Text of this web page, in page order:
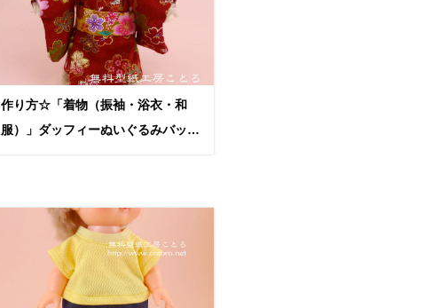
作り方☆「着物（振袖・浴衣・和
服）」ダッフィーぬいぐるみバッジ